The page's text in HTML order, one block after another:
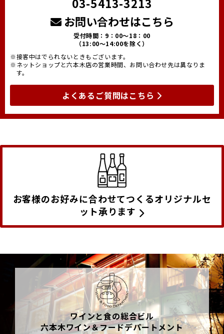
お問い合わせはこちら
受付時間：9：00～18：00
（13:00～14:00を除く）
※接客中はでられないときもございます。
※ネットショップと六本木店の営業時間、お問い合わせ先は異なりま
す。
よくあるご質問はこちら
お客様のお好みに合わせてつくるオリジナルセ
ット承ります
ワインと食の総合ビル
六本木ワイン＆フードデパートメント